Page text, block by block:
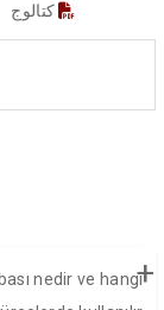
كتالوج
+
nedir ve hangi